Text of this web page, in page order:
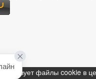
файлы cookie в